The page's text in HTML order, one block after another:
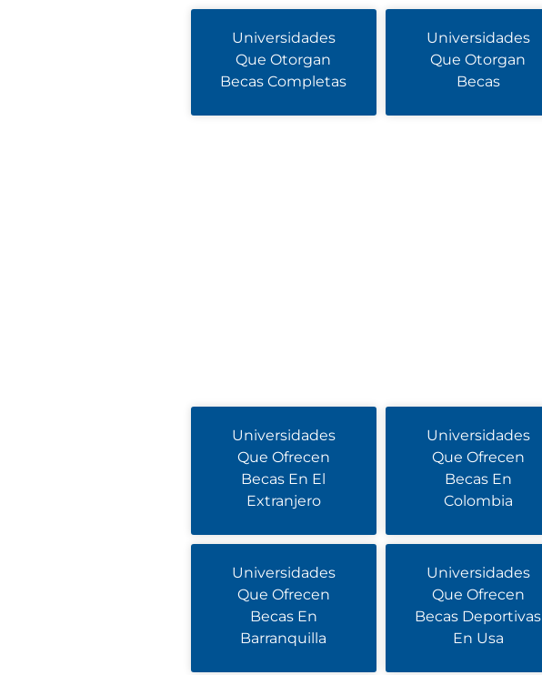
Universidades
Que Otorgan
Becas Completas
Universidades
Que Otorgan
Becas
Universidades
Que Ofrecen
Becas En El
Extranjero
Universidades
Que Ofrecen
Becas En
Colombia
Universidades
Que Ofrecen
Becas En
Barranquilla
Universidades
Que Ofrecen
Becas Deportivas
En Usa